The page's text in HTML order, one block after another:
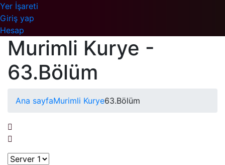
Yer İşareti
Giriş yap
Hesap
Murimli Kurye -
63.Bölüm
Ana sayfaMurimli Kurye63.Bölüm